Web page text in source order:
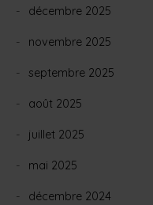
décembre 2025
novembre 2025
septembre 2025
août 2025
juillet 2025
mai 2025
décembre 2024